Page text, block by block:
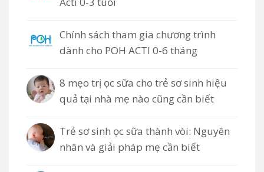
Chính sách tham gia chương trình
dành cho POH ACTI 0-6 tháng
8 mẹo trị ọc sữa cho trẻ sơ sinh hiệu
quả tại nhà mẹ nào cũng cần biết
Trẻ sơ sinh ọc sữa thành vòi: Nguyên
nhân và giải pháp mẹ cần biết